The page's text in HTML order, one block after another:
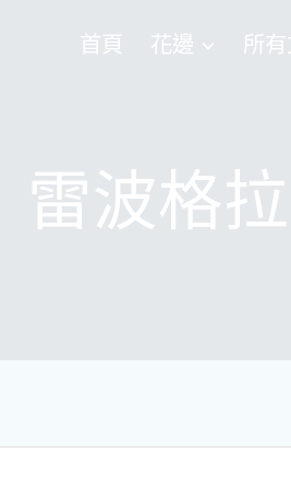
首頁 花邊 所
雷波格